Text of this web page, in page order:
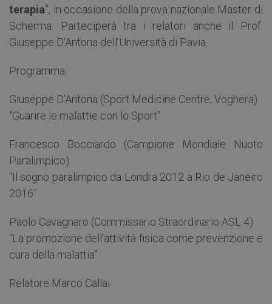
terapia”, in occasione della prova nazionale Master di
Scherma. Parteciperà tra i relatori anche il Prof.
Giuseppe D’Antona dell’Università di Pavia.
Programma:
Giuseppe D’Antona (Sport Medicine Centre, Voghera)
“Guarire le malattie con lo Sport”
Francesco Bocciardo (Campione Mondiale Nuoto
Paralimpico)
“Il sogno paralimpico da Londra 2012 a Rio de Janeiro
2016”
Paolo Cavagnaro (Commissario Straordinario ASL 4)
“La promozione dell’attività fisica come prevenzione e
cura della malattia”
Relatore Marco Callai